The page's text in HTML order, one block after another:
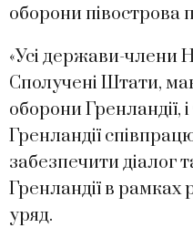
оборони півострова
«Усі держави-
Сполучені Штати,
оборони Гренландії,
Гренландії
забезпечити діалог
Гренландії в
уряд.